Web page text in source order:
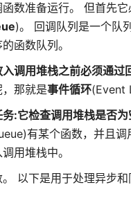
数准备运行。 但首先它
)。 回调队列是一个队
函数队列。
调用堆栈之前必须通过
那就是事件循环(Event
:它检查调用堆栈是否为
有某个函数，并且调
用堆栈中。
以下是用于处理异步